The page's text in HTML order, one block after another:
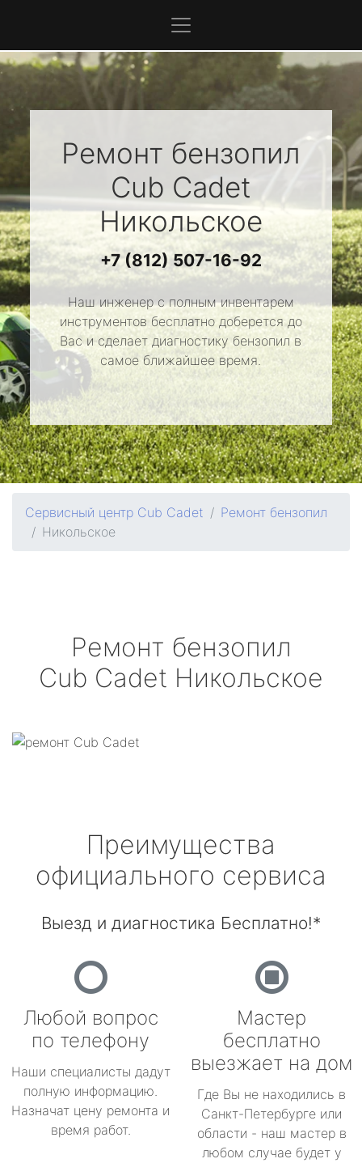
Ремонт бензопил
Cub Cadet
Никольское
+7 (812) 507-16-92
Наш инженер с полным инвентарем
инструментов бесплатно доберется до
Вас и сделает диагностику бензопил в
самое ближайшее время.
Сервисный центр Cub Cadet
Ремонт бензопил
Никольское
Ремонт бензопил
Cub Cadet Никольское
Преимущества
официального сервиса
Выезд и диагностика Бесплатно!*
Любой вопрос
по телефону
Наши специалисты дадут
полную информацию.
Назначат цену ремонта и
время работ.
Мастер
бесплатно
выезжает на дом
Где Вы не находились в
Санкт-Петербурге или
области - наш мастер в
любом случае будет у